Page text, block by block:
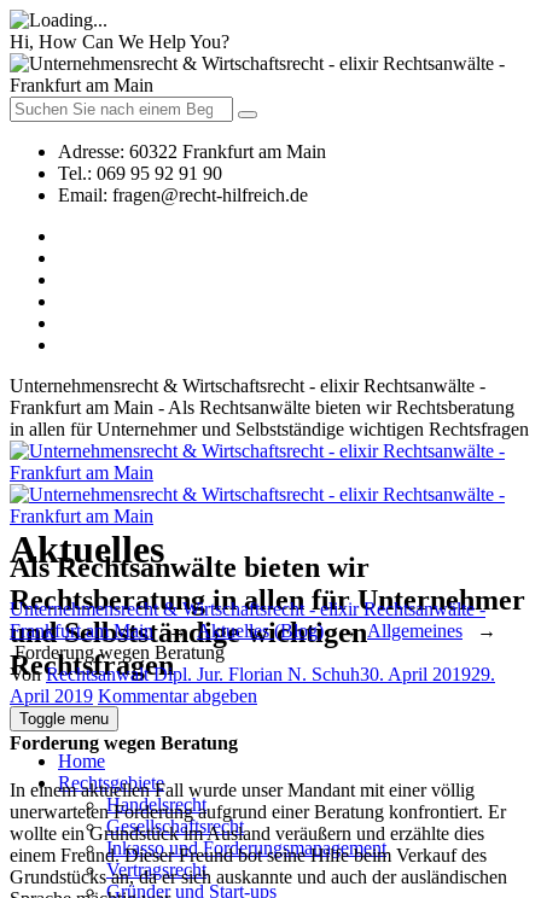
Hi, How Can We Help You?
Adresse: 60322 Frankfurt am Main
Tel.: 069 95 92 91 90
Email: fragen@recht-hilfreich.de
Unternehmensrecht & Wirtschaftsrecht - elixir Rechtsanwälte -
Frankfurt am Main - Als Rechtsanwälte bieten wir Rechtsberatung
in allen für Unternehmer und Selbstständige wichtigen Rechtsfragen
Als Rechtsanwälte bieten wir
Rechtsberatung in allen für Unternehmer
und Selbstständige wichtigen
Rechtsfragen
Toggle menu
Home
Rechtsgebiete
Handelsrecht
Gesellschaftsrecht
Inkasso und Forderungsmanagement
Vertragsrecht
Gründer und Start-ups
Aktuelles
Unternehmensrecht & Wirtschaftsrecht - elixir Rechtsanwälte -
Frankfurt am Main →Aktuelles (Blog)→Allgemeines →
Forderung wegen Beratung
Author
VonRechtsanwalt Dipl. Jur. Florian N. SchuhPosted
30. April 201929.
April 2019 Kommentar abgeben
Forderung wegen Beratung
In einem aktuellen Fall wurde unser Mandant mit einer völlig
unerwarteten Forderung aufgrund einer Beratung konfrontiert. Er
wollte ein Grundstück im Ausland veräußern und erzählte dies
einem Freund. Dieser Freund bot seine Hilfe beim Verkauf des
Grundstücks an, da er sich auskannte und auch der ausländischen